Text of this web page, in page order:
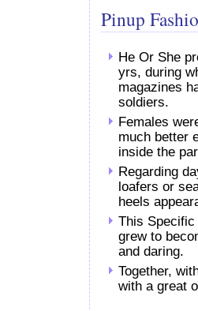
Pinup
He Or She
yrs, during
magazines
soldiers.
Females
much better
inside the
Regarding
loafers or
heels
This
grew to
and daring.
Together,
with a great